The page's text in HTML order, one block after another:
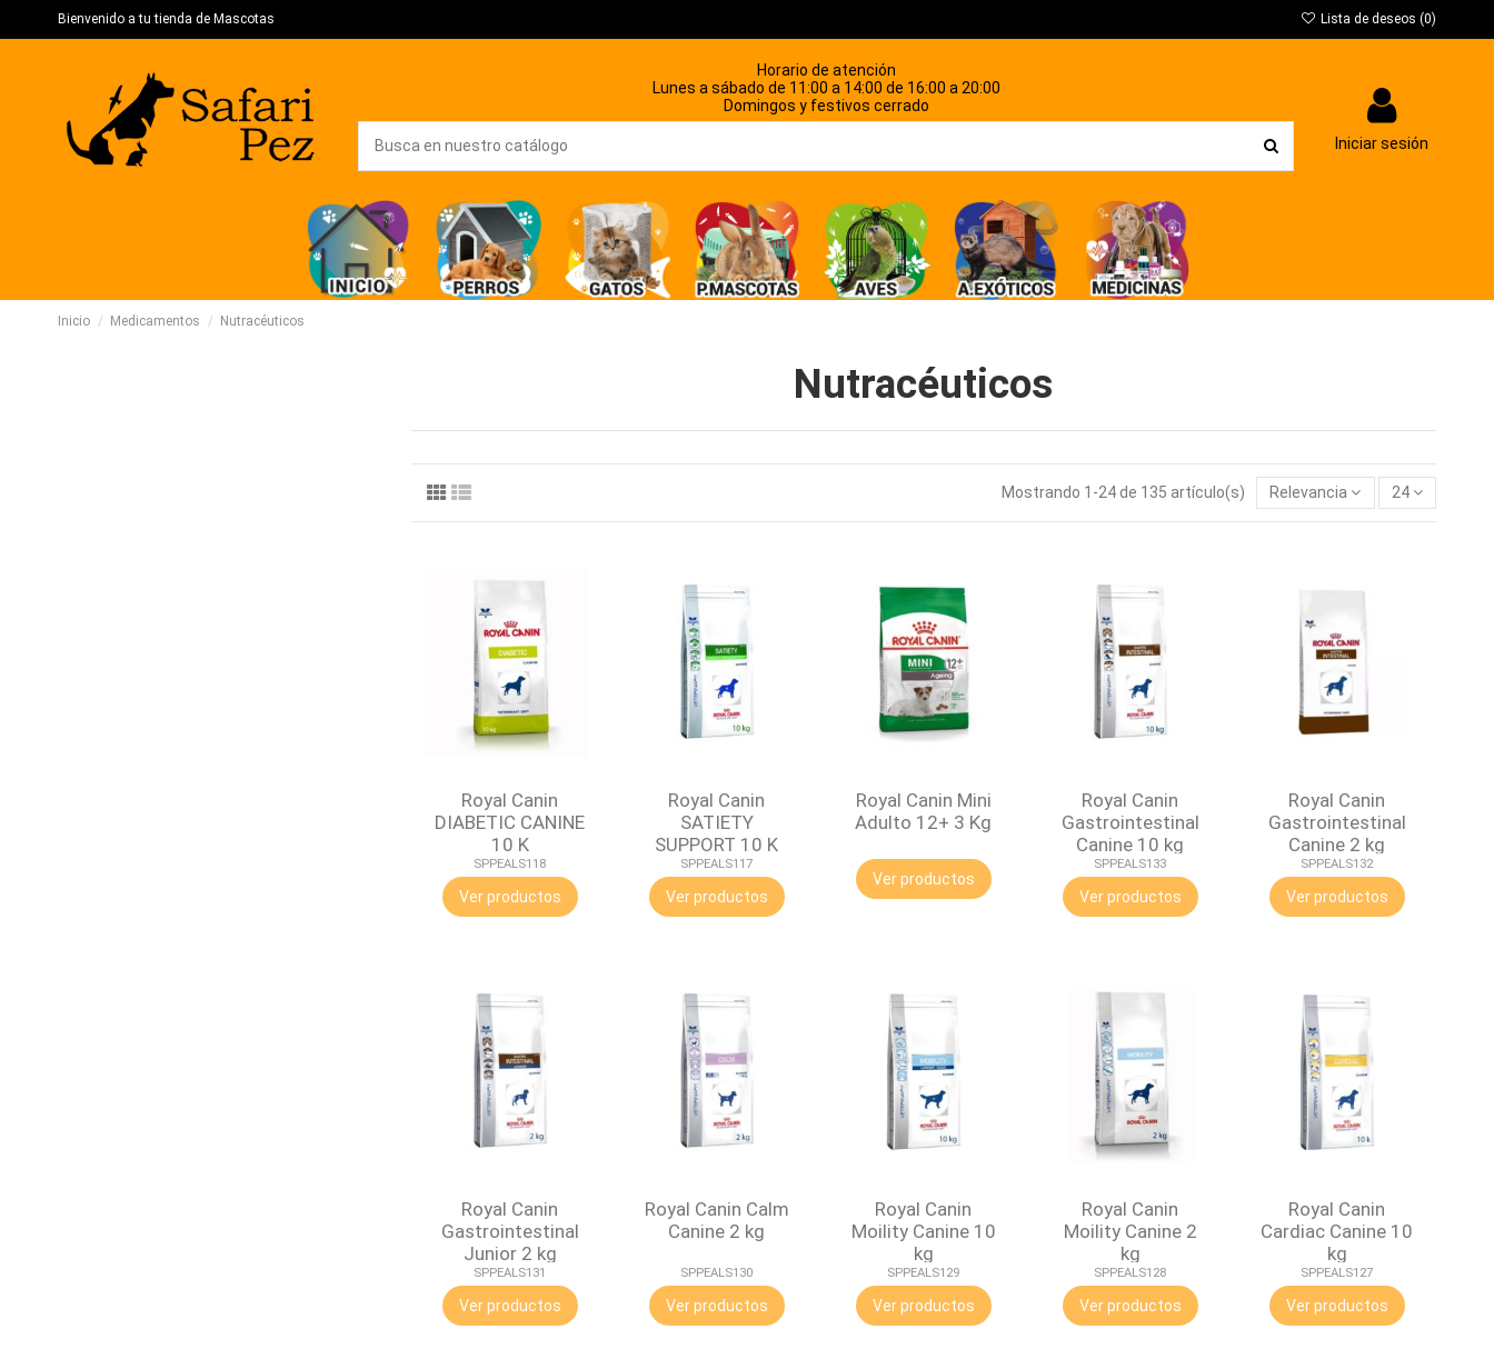
Bienvenido a tu tienda de Mascotas Lista de deseos (0)
Horario de atención
Lunes a sábado de 11:00 a 14:00 de 16:00 a 20:00
Domingos y festivos cerrado
Iniciar sesión
Inicio Medicamentos Nutracéuticos
Nutracéuticos
Mostrando 1-24 de 135 artículo(s) Relevancia 24
Royal Canin
DIABETIC CANINE
10 K
SPPEALS118
Ver productos
Royal Canin
SATIETY
SUPPORT 10 K
SPPEALS117
Ver productos
Royal Canin Mini
Adulto 12+ 3 Kg
Ver productos
Royal Canin
Gastrointestinal
Canine 10 kg
SPPEALS133
Ver productos
Royal Canin
Gastrointestinal
Canine 2 kg
SPPEALS132
Ver productos
Royal Canin
Gastrointestinal
Junior 2 kg
SPPEALS131
Ver productos
Royal Canin Calm
Canine 2 kg
SPPEALS130
Ver productos
Royal Canin
Moility Canine 10
kg
SPPEALS129
Ver productos
Royal Canin
Moility Canine 2
kg
SPPEALS128
Ver productos
Royal Canin
Cardiac Canine 10
kg
SPPEALS127
Ver productos